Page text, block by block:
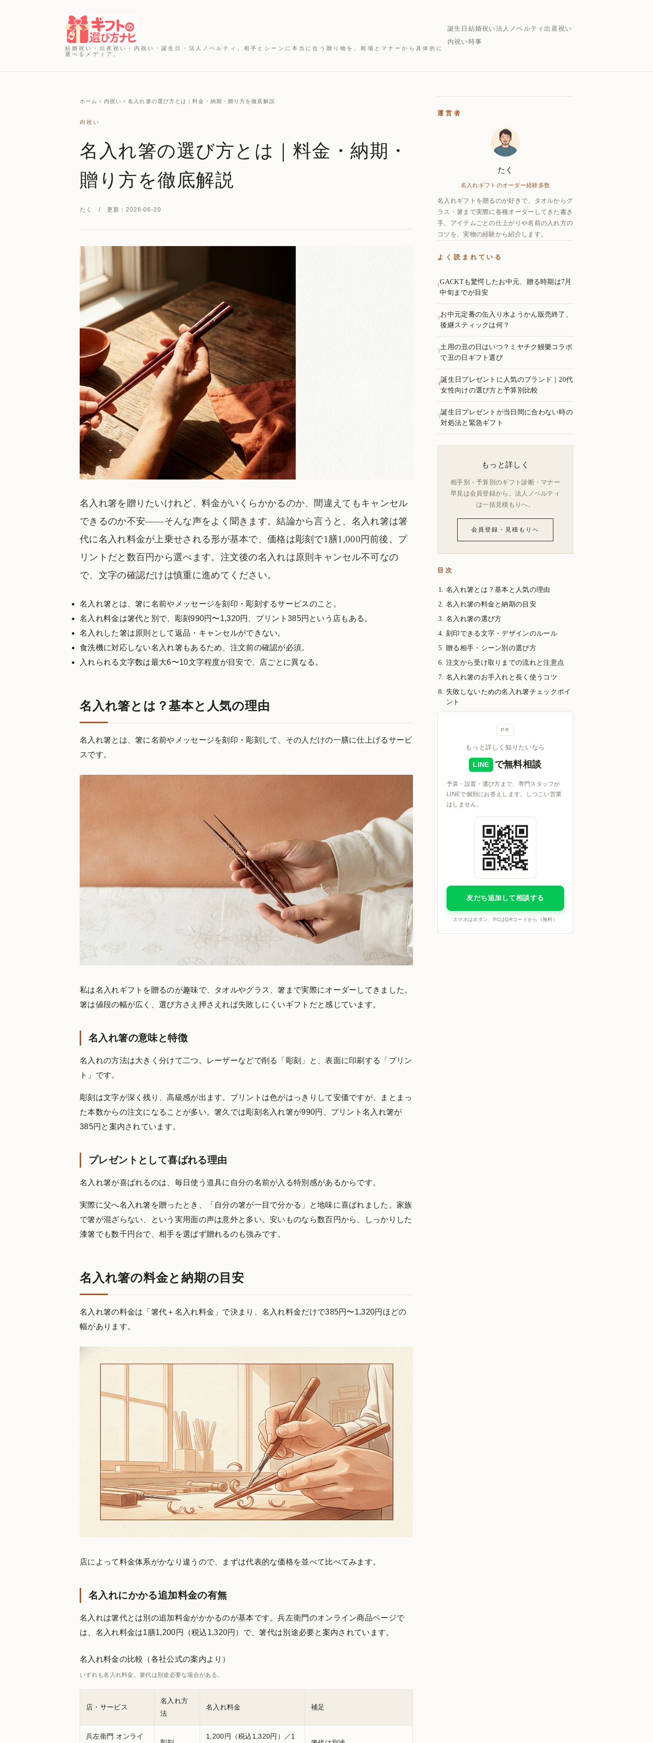
結婚祝い・出産祝い・内祝い・誕生日・法人ノベルティ。相手とシーンに本当に合う贈り物を、相場とマナーから具体的に
選べるメディア。
誕生日 結婚祝い法人ノベルティ 出産祝い
内祝い 時事
ホーム › 内祝い › 名入れ箸の選び方とは｜料金・納期・贈り方を徹底解説
内祝い
名入れ箸の選び方とは｜料金・納期・
贈り方を徹底解説
たく / 更新：2026-06-20
名入れ箸を贈りたいけれど、料金がいくらかかるのか、間違えてもキャンセル
できるのか不安——そんな声をよく聞きます。結論から言うと、名入れ箸は箸
代に名入れ料金が上乗せされる形が基本で、価格は彫刻で1膳1,000円前後、プ
リントだと数百円から選べます。注文後の名入れは原則キャンセル不可なの
で、文字の確認だけは慎重に進めてください。
名入れ箸とは、箸に名前やメッセージを刻印・彫刻するサービスのこと。
名入れ料金は箸代と別で、彫刻990円〜1,320円、プリント385円という店もある。
名入れした箸は原則として返品・キャンセルができない。
食洗機に対応しない名入れ箸もあるため、注文前の確認が必須。
入れられる文字数は最大6〜10文字程度が目安で、店ごとに異なる。
名入れ箸とは？基本と人気の理由
名入れ箸とは、箸に名前やメッセージを刻印・彫刻して、その人だけの一膳に仕上げるサービ
スです。
私は名入れギフトを贈るのが趣味で、タオルやグラス、箸まで実際にオーダーしてきました。
箸は値段の幅が広く、選び方さえ押さえれば失敗しにくいギフトだと感じています。
名入れ箸の意味と特徴
名入れの方法は大きく分けて二つ。レーザーなどで削る「彫刻」と、表面に印刷する「プリン
ト」です。
彫刻は文字が深く残り、高級感が出ます。プリントは色がはっきりして安価ですが、まとまっ
た本数からの注文になることが多い。箸久では彫刻名入れ箸が990円、プリント名入れ箸が
385円と案内されています。
プレゼントとして喜ばれる理由
名入れ箸が喜ばれるのは、毎日使う道具に自分の名前が入る特別感があるからです。
実際に父へ名入れ箸を贈ったとき、「自分の箸が一目で分かる」と地味に喜ばれました。家族
で箸が混ざらない、という実用面の声は意外と多い。安いものなら数百円から、しっかりした
漆箸でも数千円台で、相手を選ばず贈れるのも強みです。
名入れ箸の料金と納期の目安
名入れ箸の料金は「箸代＋名入れ料金」で決まり、名入れ料金だけで385円〜1,320円ほどの
幅があります。
店によって料金体系がかなり違うので、まずは代表的な価格を並べて比べてみます。
名入れにかかる追加料金の有無
名入れは箸代とは別の追加料金がかかるのが基本です。兵左衛門のオンライン商品ページで
は、名入れ料金は1膳1,200円（税込1,320円）で、箸代は別途必要と案内されています。
名入れ料金の比較（各社公式の案内より）
いずれも名入れ料金。箸代は別途必要な場合がある。
店・サービス
名入れ方
法
名入れ料金 補足
兵左衛門 オンライ
1,200円（税込1,320円）／1
運営者
たく
名入れギフトのオーダー経験多数
名入れギフトを贈るのが好きで、タオルからグ
ラス・箸まで実際に各種オーダーしてきた書き
手。アイテムごとの仕上がりや名前の入れ方の
コツを、実物の経験から紹介します。
よく読まれている
1GACKTも驚愕したお中元、贈る時期は7月
中旬までが目安
2お中元定番の缶入り水ようかん販売終了、
後継スティックは何？
3土用の丑の日はいつ？ミヤチク鰻樂コラボ
で丑の日ギフト選び
4誕生日プレゼントに人気のブランド｜20代
女性向けの選び方と予算別比較
5誕生日プレゼントが当日間に合わない時の
対処法と緊急ギフト
もっと詳しく
相手別・予算別のギフト診断・マナー
早見は会員登録から。法人ノベルティ
は一括見積もりへ。
会員登録・見積もりへ
目次
名入れ箸とは？基本と人気の理由
名入れ箸の料金と納期の目安
名入れ箸の選び方
刻印できる文字・デザインのルール
贈る相手・シーン別の選び方
注文から受け取りまでの流れと注意点
名入れ箸のお手入れと長く使うコツ
失敗しないための名入れ箸チェックポイ
ント
PR
もっと詳しく知りたいなら
LINE で無料相談
予算・設置・選び方まで、専門スタッフが
LINEで個別にお答えします。しつこい営業
はしません。
友だち追加して相談する
スマホはボタン、PCはQRコードから（無料）